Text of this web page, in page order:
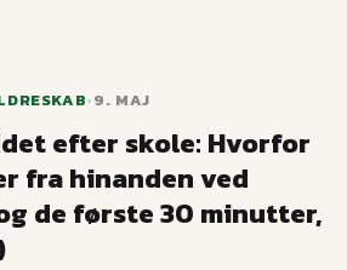
ødelægger sengetiden – her er
i hvert rum.
•9. MAJ
efter skole: Hvorfor
fra hinanden ved
de første 30 minutter,